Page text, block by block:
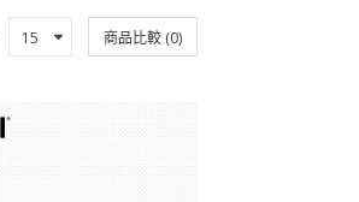
商品比較 (0)